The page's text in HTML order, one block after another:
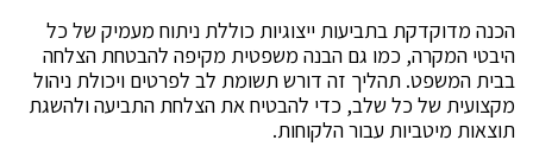
הכנה מדוקדקת בתביעות ייצוגיות כוללת ניתוח מעמיק של כל
היבטי המקרה, כמו גם הבנה משפטית מקיפה להבטחת הצלחה
בבית המשפט. תהליך זה דורש תשומת לב לפרטים ויכולת ניהול
מקצועית של כל שלב, כדי להבטיח את הצלחת התביעה ולהשגת
תוצאות מיטביות עבור הלקוחות.‏